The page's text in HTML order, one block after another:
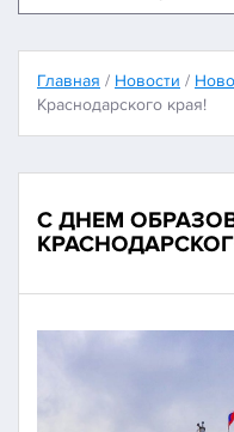
Главная / Новости /
Краснодарского края!
С ДНЕМ